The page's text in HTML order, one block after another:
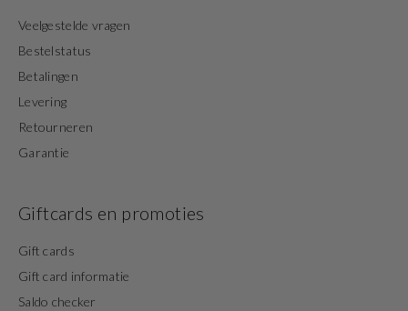
Veelgestelde vragen
Bestelstatus
Betalingen
Levering
Retourneren
Garantie
Giftcards en promoties
Gift cards
Gift card informatie
Saldo checker